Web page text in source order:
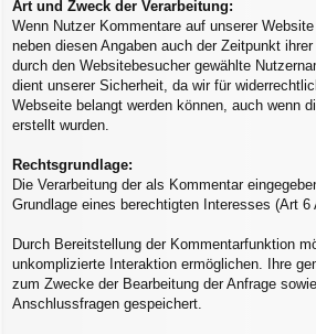
Art und Zweck der Verarbeitung:
Wenn Nutzer Kommentare auf unserer
neben diesen Angaben auch der Zeitpunkt
durch den Websitebesucher gewählte
dient unserer Sicherheit, da wir für
Webseite belangt werden können, auch wenn
erstellt wurden.
Rechtsgrundlage:
Die Verarbeitung der als Kommentar
Grundlage eines berechtigten Interesses (Art
Durch Bereitstellung der Kommentarfunktion
unkomplizierte Interaktion ermöglichen. Ihre
zum Zwecke der Bearbeitung der Anfrage
Anschlussfragen gespeichert.